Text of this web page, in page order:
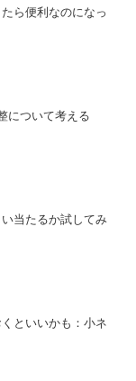
ら便利なのになっ
について考える
当たるか試してみ
といいかも：小ネ